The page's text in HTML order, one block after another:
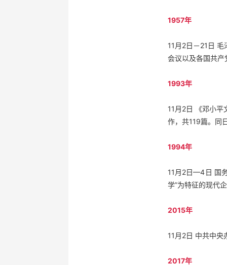
1957年
11月2日－21日
会议以及各国共
1993年
11月2日 《邓小
作，共119篇。同
1994年
11月2日—4日 国
学”为特征的现代
2015年
11月2日 中共中央
2017年